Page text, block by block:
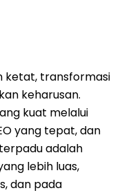
ketat, transformasi
keharusan.
kuat melalui
yang tepat, dan
adalah
lebih luas,
dan pada